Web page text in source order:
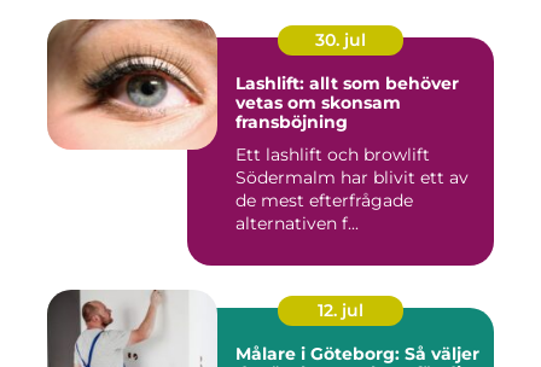
30. jul
Lashlift: allt som behöver
vetas om skonsam
fransböjning
Ett lashlift och browlift
Södermalm har blivit ett av
de mest efterfrågade
alternativen f...
12. jul
Målare i Göteborg: Så väljer